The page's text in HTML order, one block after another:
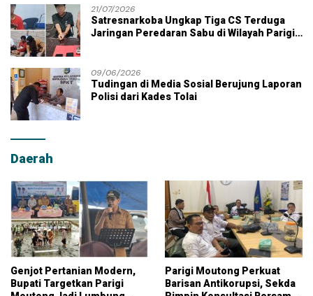
21/07/2026
Satresnarkoba Ungkap Tiga CS Terduga
Jaringan Peredaran Sabu di Wilayah Parigi
09/06/2026
Tudingan di Media Sosial Berujung Laporan
Polisi dari Kades Tolai
Daerah
Genjot Pertanian Modern,
Bupati Targetkan Parigi
Parigi Moutong Perkuat
Barisan Antikorupsi, Sekda